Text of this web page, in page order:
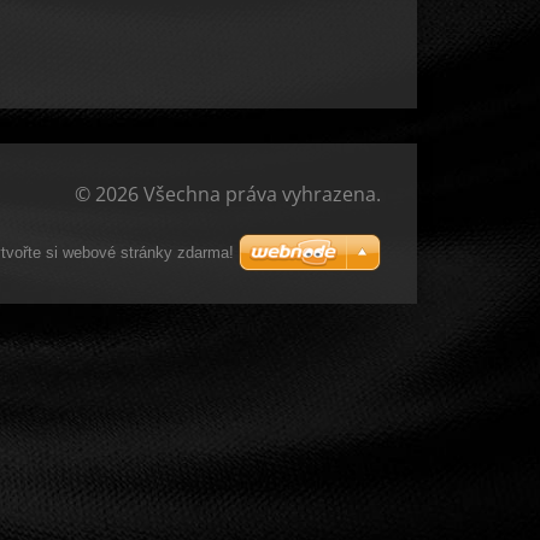
© 2026 Všechna práva vyhrazena.
si webové stránky zdarma!